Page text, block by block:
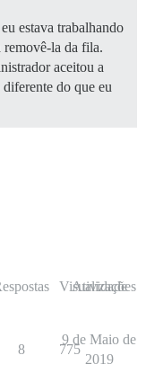
estava trabalhando
removê-la da fila.
aceitou a
do que eu
Visualizações
Atividade
8 775
9 de Maio de
2019